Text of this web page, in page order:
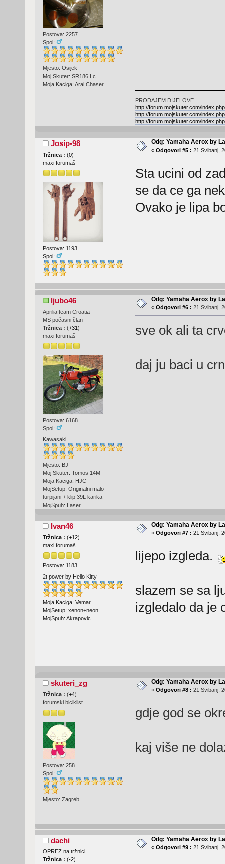
Postova: 2257
Spol:
Mjesto: Osijek
Moj Skuter: SR186 Lc ....
Moja Kaciga: Arai Chaser
PRODAJEM DIJELOVE
http://forum.mojskuter.com/
http://forum.mojskuter.com/
http://forum.mojskuter.com/
Josip-98
Tržnica : (0)
maxi forumaš
Postova: 1193
Spol:
Odg: Yamaha Aerox by
« Odgovori #5 : 21 Svibanj,
Sta ucini od
se da ce ga
Ovako je lipa
ljubo46
Aprilia team Croatia
MS počasni član
Tržnica : (+31)
maxi forumaš
Postova: 6168
Spol:
Kawasaki
Mjesto: BJ
Moj Skuter: Tomos 14M
Moja Kaciga: HJC
MojSetup: Originalni malo
turpijani + klip 39L karika
MojSpuh: Laser
Odg: Yamaha Aerox by
« Odgovori #6 : 21 Svibanj,
sve ok ali ta
daj ju baci u
Ivan46
Tržnica : (+12)
maxi forumaš
Postova: 1183
2t power by Hello Kitty
Moja Kaciga: Vemar
MojSetup: xenon+neon
MojSpuh: Akrapovic
Odg: Yamaha Aerox by
« Odgovori #7 : 21 Svibanj,
lijepo izgleda.
slazem se sa
izgledalo da je
skuteri_zg
Tržnica : (+4)
forumski biciklist
Postova: 258
Spol:
Mjesto: Zagreb
Odg: Yamaha Aerox by
« Odgovori #8 : 21 Svibanj,
gdje god se
kaj više ne
dachi
OPREZ na tržnici
Tržnica : (-2)
Odg: Yamaha Aerox by
« Odgovori #9 : 21 Svibanj,